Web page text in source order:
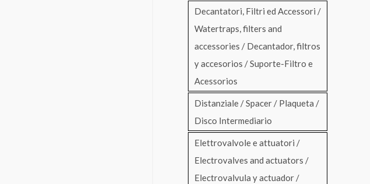
Decantatori, Filtri ed Accessori /
Watertraps, filters and
accessories / Decantador, filtros
y accesorios / Suporte-Filtro e
Acessorios
Distanziale / Spacer / Plaqueta /
Disco Intermediario
Elettrovalvole e attuatori /
Electrovalves and actuators /
Electrovalvula y actuador /